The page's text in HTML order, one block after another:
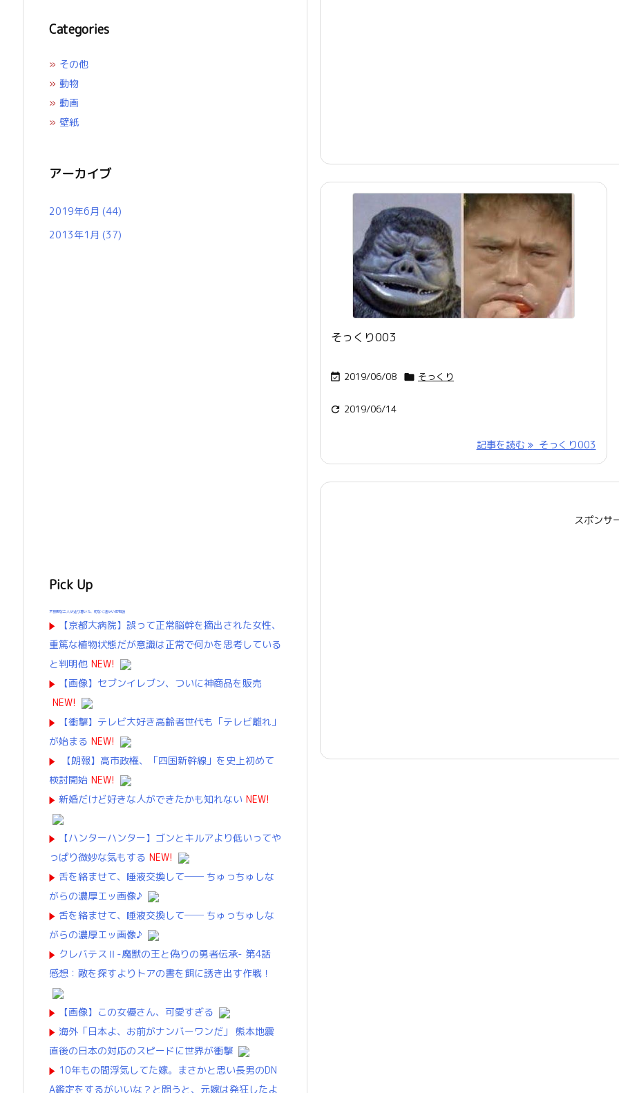
そっくり003
 2019/06/08  そっくり
 2019/06/14
記事を読む そっくり003
スポンサ
Categories
» その他
» 動物
» 動画
» 壁紙
アーカイブ
2019年6月 (44)
2013年1月 (37)
Pick Up
不器用な二人が辿り着いた、切なく温かい恋物語
【京都大病院】誤って正常脳幹を摘出された女性､
重篤な植物状態だが意識は正常で何かを思考している
と判明他 NEW!
【画像】セブンイレブン、ついに神商品を販売
NEW!
【衝撃】テレビ大好き高齢者世代も「テレビ離れ」
が始まる NEW!
【朗報】高市政権、「四国新幹線」を史上初めて
検討開始 NEW!
新婚だけど好きな人ができたかも知れない NEW!
【ハンターハンター】ゴンとキルアより低いってや
っぱり微妙な気もする NEW!
舌を絡ませて、唾液交換して── ちゅっちゅしな
がらの濃厚エッ画像♪
舌を絡ませて、唾液交換して── ちゅっちゅしな
がらの濃厚エッ画像♪
クレバテスⅡ-魔獣の王と偽りの勇者伝承- 第4話
感想：敵を探すよりトアの書を餌に誘き出す作戦！
【画像】この女優さん、可愛すぎる
海外「日本よ、お前がナンバーワンだ」 熊本地震
直後の日本の対応のスピードに世界が衝撃
10年もの間浮気してた嫁。まさかと思い長男のDN
A鑑定をするがいいな？と問うと、元嫁は発狂したよ